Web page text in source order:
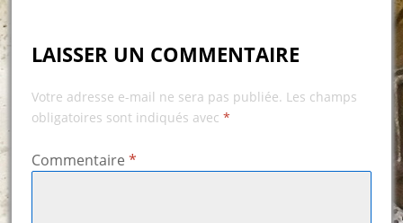
LAISSER UN COMMENTAIRE
Votre adresse e-mail ne sera pas publiée. Les champs
obligatoires sont indiqués avec *
Commentaire *